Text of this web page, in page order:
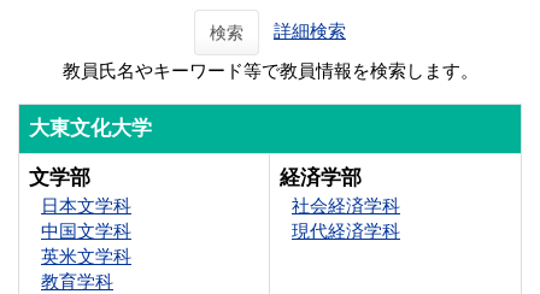
検索
詳細検索
教員氏名やキーワード等で教員情報を検索します。
大東文化大学
文学部
日本文学科
中国文学科
英米文学科
教育学科
経済学部
社会経済学科
現代経済学科